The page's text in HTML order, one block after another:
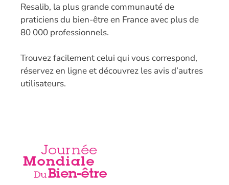
Resalib, la plus grande communauté de
praticiens du bien-être en France avec plus de
80 000 professionnels.
Trouvez facilement celui qui vous correspond,
réservez en ligne et découvrez les avis d’autres
utilisateurs.